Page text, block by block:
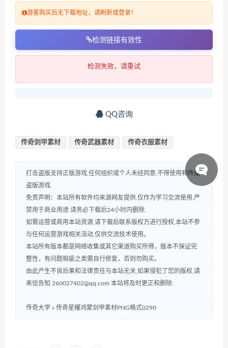
游客购买后无下载地址，请刷新或登录！
检测链接有效性
检测失败，请重试
QQ咨询
传奇剑甲素材 传奇武器素材 传奇衣服素材
打击盗版支持正版游戏,任何组织或个人未经同意,不得使用和传播
盗版游戏.
免责声明：本站所有软件均来源网友提供.仅作为学习交流使用.严
禁用于商业用途.请务必下载后24小时内删除.
如需运营或商用本站资源,请下载后联系版权方进行授权,本站不参
与任何运营游戏相关活动,仅供交流技术使用。
本站所有版本都是网络收集或其它渠道购买所得，版本不保证完
整性，有问题瑕疵之类需自行修复，否则勿购买。
由此产生不良后果和法律责任与本站无关,如果侵犯了您的版权,请
来信告知 260027402@qq.com 本站将及时更正和删除.
传奇大学 » 传奇星耀鸿蒙剑甲素材PNG格式0290